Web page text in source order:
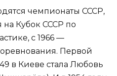
чемпионаты СССР,
на Кубок СССР по
с 1966 —
Первой
в Киеве стала Любовь